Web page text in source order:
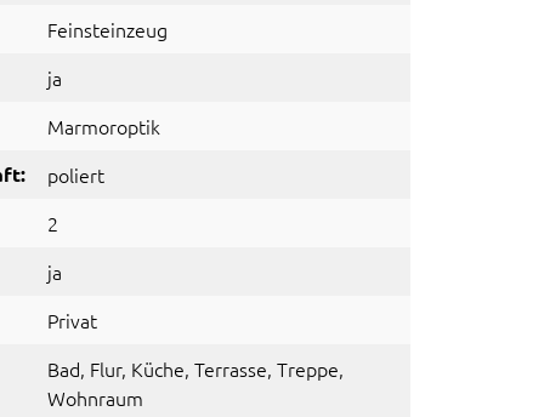
Feinsteinzeug
ja
Marmoroptik
poliert
2
ja
Privat
Bad, Flur, Küche, Terrasse, Treppe,
Wohnraum